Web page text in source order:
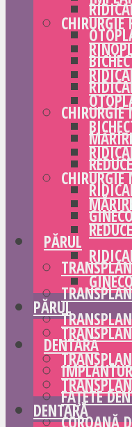
PĂRUL
DENTARĂ
FAȚETE
COROANĂ
CHIRURGIE
PĂRUL
DENTARĂ